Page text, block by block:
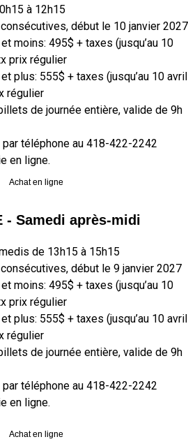
à 12h15
début le 10 janvier 2027
moins: 495$ + taxes (jusqu’au 10
prix régulier
plus: 555$ + taxes (jusqu’au 10 avril
régulier
de journée entière, valide de 9h
téléphone au 418-422-2242
en ligne.
Achat en ligne
- Samedi après-midi
de 13h15 à 15h15
début le 9 janvier 2027
moins: 495$ + taxes (jusqu’au 10
prix régulier
plus: 555$ + taxes (jusqu’au 10 avril
régulier
de journée entière, valide de 9h
téléphone au 418-422-2242
en ligne.
Achat en ligne